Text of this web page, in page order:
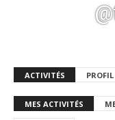
ACTIVITÉS PROFIL
MES ACTIVITÉS